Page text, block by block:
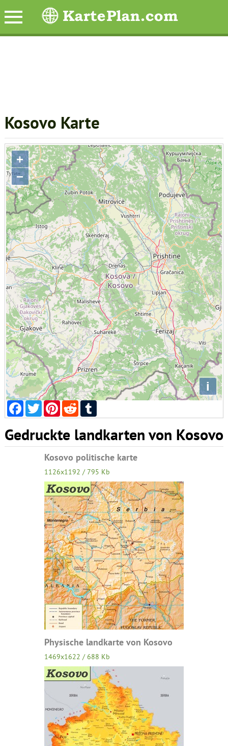
Kosovo Karte
+
−
i
Facebook
TwitterPinterest
RedditTumblr
Gedruckte landkarten von Kosovo
Kosovo politische karte
1126x1192 / 795 Kb
Physische landkarte von Kosovo
1469x1622 / 688 Kb